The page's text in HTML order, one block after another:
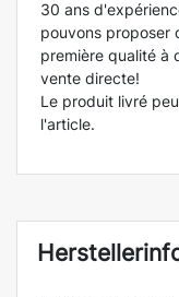
30 ans
pouvons proposer
première qualité à
vente directe!
Le produit livré
l'article.